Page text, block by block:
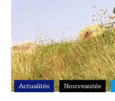
Actualités Nouveautés